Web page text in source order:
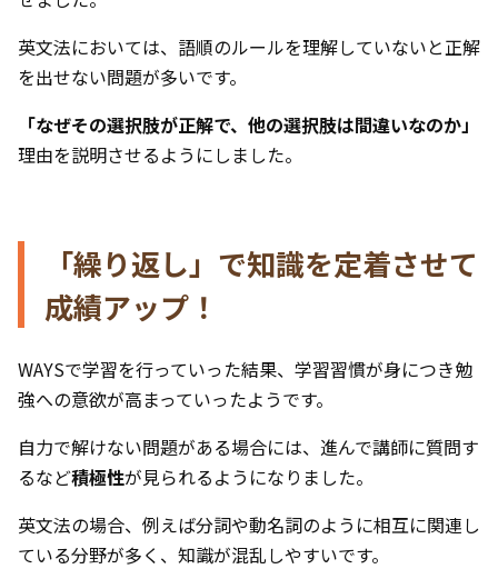
英文法においては、語順のルールを理解していないと正解
を出せない問題が多いです。
「なぜその選択肢が正解で、他の選択肢は間違いなのか」
理由を説明させるようにしました。
「繰り返し」で知識を定着させて
成績アップ！
WAYSで学習を行っていった結果、学習習慣が身につき勉
強への意欲が高まっていったようです。
自力で解けない問題がある場合には、進んで講師に質問す
るなど積極性が見られるようになりました。
英文法の場合、例えば分詞や動名詞のように相互に関連し
ている分野が多く、知識が混乱しやすいです。